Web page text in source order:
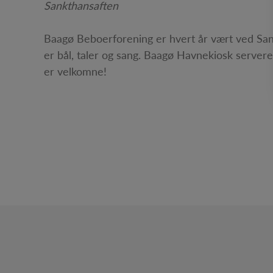
Sankthansaften
Baagø Beboerforening er hvert år vært ved
er bål, taler og sang. Baagø Havnekiosk
er velkomne!